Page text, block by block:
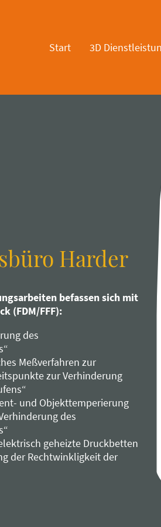
Start 3D
Harder
befassen sich mit
(FDM/FFF):
des
Meßverfahren zur
zur Verhinderung
und Objekttemperierung
des
geheizte Druckbetten
der Rechtwinkligkeit der